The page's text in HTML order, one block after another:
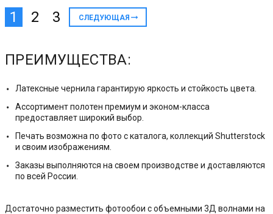
1 2 3 СЛЕДУЮЩАЯ
ПРЕИМУЩЕСТВА:
Латексные чернила гарантирую яркость и стойкость цвета.
Ассортимент полотен премиум и эконом-класса
предоставляет широкий выбор.
Печать возможна по фото с каталога, коллекций Shutterstock
и своим изображениям.
Заказы выполняются на своем производстве и доставляются
по всей России.
Достаточно разместить фотообои с объемными 3Д волнами на